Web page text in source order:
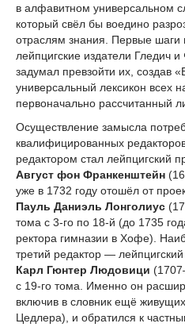
в алфавитном универсальном
который свёл бы воедино
отраслям знания. Первые шаги
лейпцигские издатели Гледич
задумал превзойти их, создав
универсальный лексикон всех
первоначально рассчитанный
Осуществление замысла
квалифицированных
редактором стал лейпцигский
Август фон Франкенштейн
уже в 1732 году отошёл от
Пауль Даниэль Лонголиус
тома с 3-го по 18-й (до 1735
ректора гимназии в Хофе).
третий редактор —
Карл Гюнтер Людовици
с 19-го тома. Именно он
включив в словник ещё
Цедлера), и обратился к